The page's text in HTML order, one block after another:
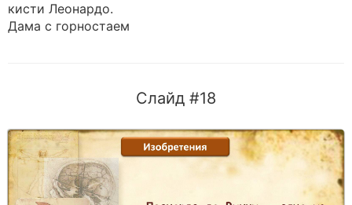
кисти Леонардо.
Дама с горностаем
Слайд #18